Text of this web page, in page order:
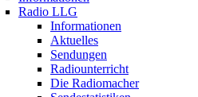
Radio LLG
Informationen
Aktuelles
Sendungen
Radiounterricht
Die Radiomacher